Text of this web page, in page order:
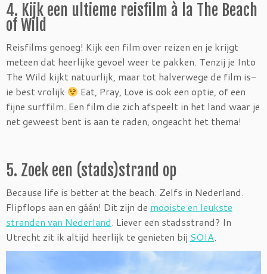
4. Kijk een ultieme reisfilm à la The Beach
of Wild
Reisfilms genoeg! Kijk een film over reizen en je krijgt
meteen dat heerlijke gevoel weer te pakken. Tenzij je Into
The Wild kijkt natuurlijk, maar tot halverwege de film is-
ie best vrolijk
Eat, Pray, Love is ook een optie, of een
fijne surffilm. Een film die zich afspeelt in het land waar je
net geweest bent is aan te raden, ongeacht het thema!
5. Zoek een (stads)strand op
Because life is better at the beach. Zelfs in Nederland.
Flipflops aan en gáán! Dit zijn de mooiste en leukste
stranden van Nederland. Liever een stadsstrand? In
Utrecht zit ik altijd heerlijk te genieten bij SOIA.